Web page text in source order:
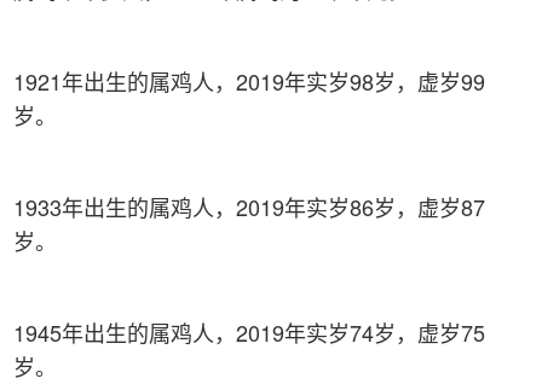
1921年出生的属鸡人，2019年实岁98岁，虚岁99
岁。
1933年出生的属鸡人，2019年实岁86岁，虚岁87
岁。
1945年出生的属鸡人，2019年实岁74岁，虚岁75
岁。